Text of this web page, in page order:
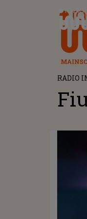
Radio
RADIO